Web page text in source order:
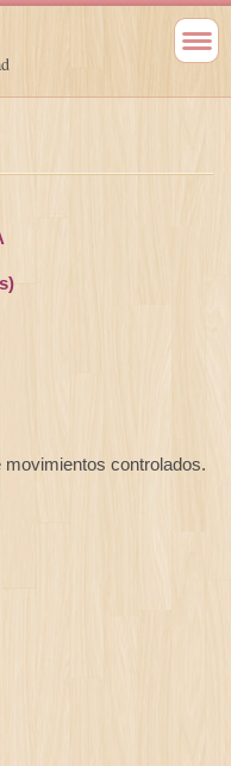
controlados.